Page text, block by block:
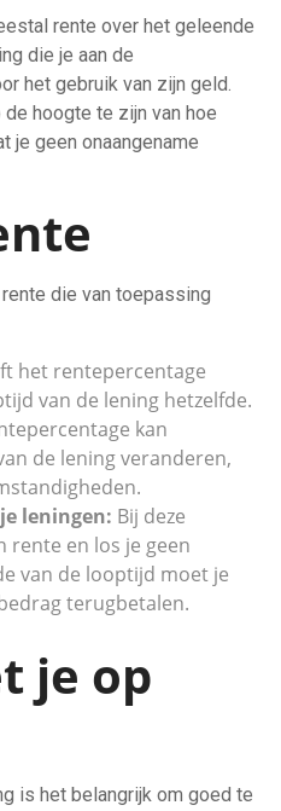
rente over het geleende
die je aan de
het gebruik van zijn geld.
hoogte te zijn van hoe
je geen onaangename
die van toepassing
het rentepercentage
van de lening hetzelfde.
kan
de lening veranderen,
leningen: Bij deze
rente en los je geen
van de looptijd moet je
terugbetalen.
je op
is het belangrijk om goed te